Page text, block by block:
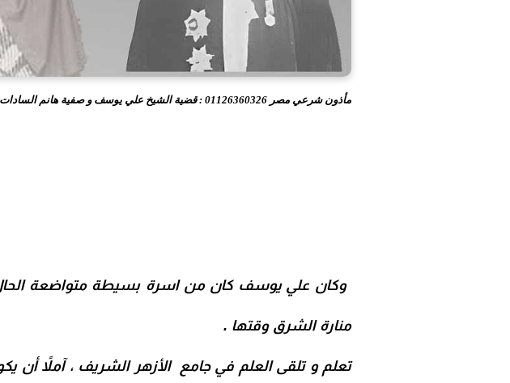
مأذون شرعي مصر 01126360326 : قضية الشيخ علي يوسف و صفية هانم السادات و زواجهما وفسخ العقد لعدم التكافؤ
وكان علي يوسف كان من اسرة بسيطة متواضعة
منارة الشرق وقتها .
تعلم و تلقى العلم في جامع الأزهر الشريف ، آملاً أن